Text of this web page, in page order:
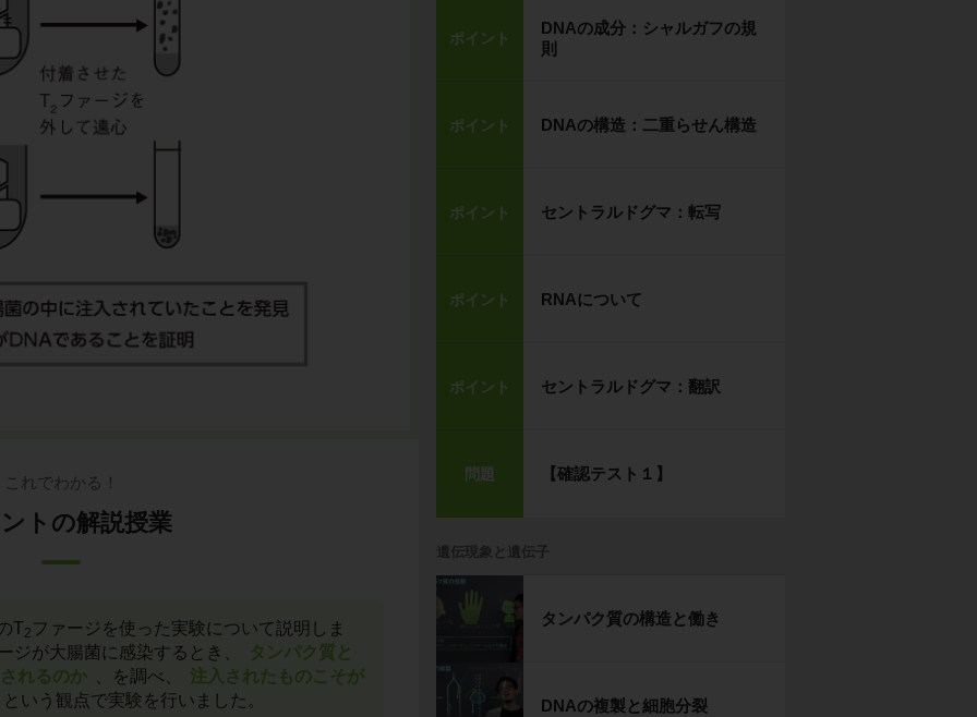
これでわかる！
トの解説授業
T2 ファージを使った実験について説明しま
ジが大腸菌に感染するとき、
タンパク質と
れるのか
、を調べ、
注入されたものこそが
という観点で実験を行いました。
ポイント
DNAの成分：シャルガフの規
則
ポイント DNAの構造：二重らせん構造
ポイント セントラルドグマ：転写
ポイント RNAについて
ポイント セントラルドグマ：翻訳
問題 【確認テスト１】
遺伝現象と遺伝子
タンパク質の構造と働き
DNAの複製と細胞分裂